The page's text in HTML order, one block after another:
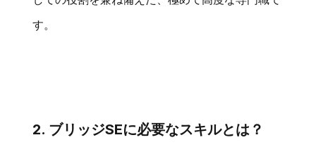
す。
2. ブリッジSEに必要なスキルとは？